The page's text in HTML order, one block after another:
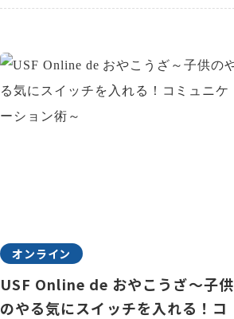
オンライン
USF Online de おやこうざ～子供
のやる気にスイッチを入れる！コ